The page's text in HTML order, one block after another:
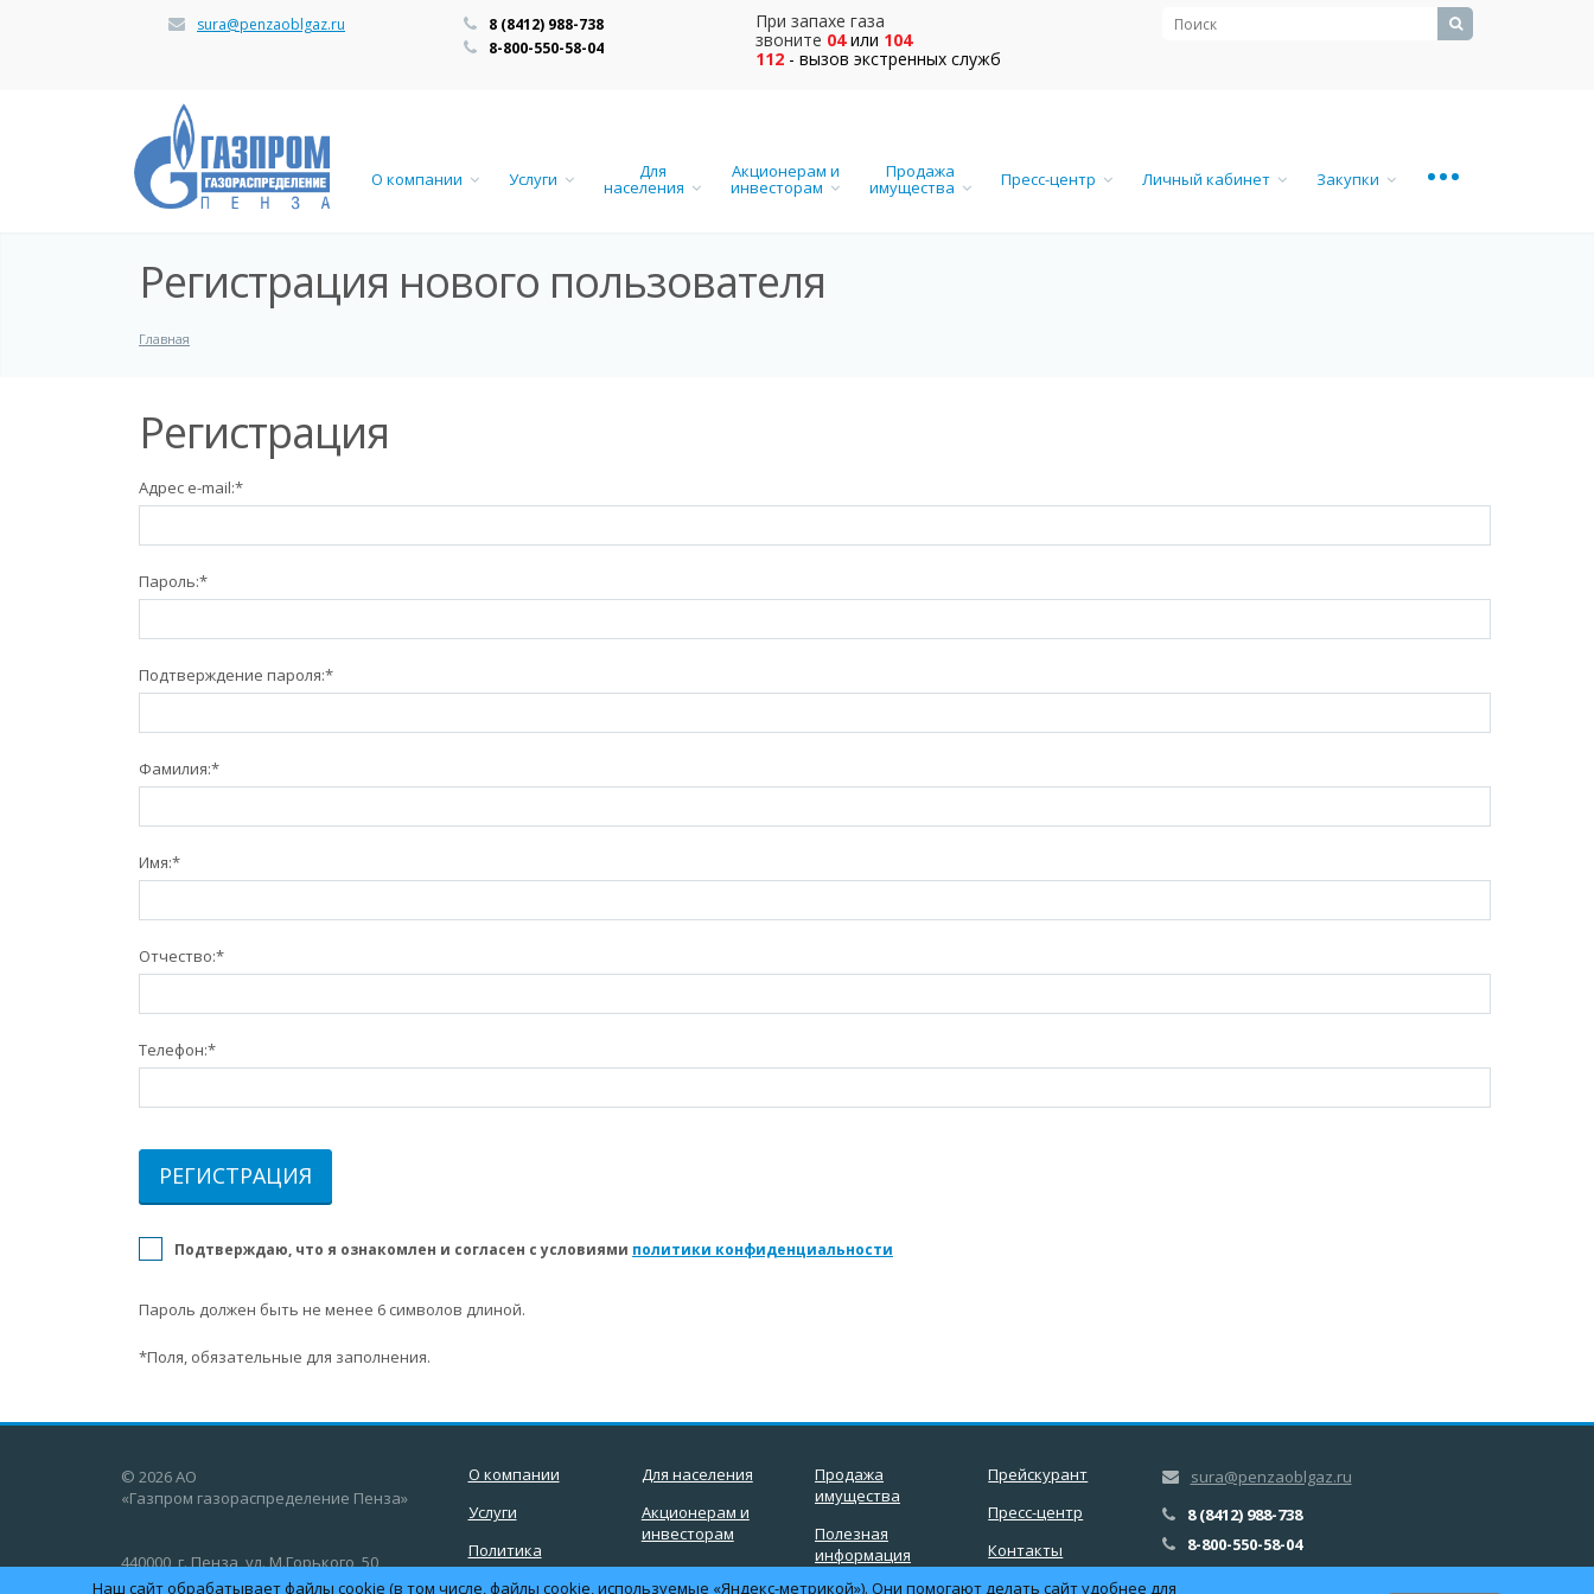
sura@penzaoblgaz.ru
8 (8412) 988-738
8-800-550-58-04
При запахе газа
звоните 04 или 104
112 - вызов экстренных служб
О компании Услуги Для
населения
Акционерам и
инвесторам
Продажа
имущества Пресс-центр Личный кабинет Закупки ...
Регистрация нового пользователя
Главная
Регистрация
Адрес e-mail:*
Пароль:*
Подтверждение пароля:*
Фамилия:*
Имя:*
Отчество:*
Телефон:*
Подтверждаю, что я ознакомлен и согласен с условиями политики конфиденциальности
Пароль должен быть не менее 6 символов длиной.
*Поля, обязательные для заполнения.
© 2026 АО
«Газпром газораспределение Пенза»
440000, г. Пенза, ул. М.Горького, 50
О компании
Услуги
Политика
персональных
Для населения
Акционерам и
инвесторам
Закупки
Продажа
имущества
Полезная
информация
Прейскурант
Пресс-центр
Контакты
sura@penzaoblgaz.ru
8 (8412) 988-738
8-800-550-58-04
Наш сайт обрабатывает файлы cookie (в том числе, файлы cookie, используемые «Яндекс-метрикой»). Они помогают делать сайт удобнее для